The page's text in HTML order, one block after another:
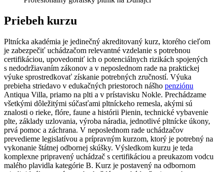
Priebeh kurzu
Pltnícka akadémia je jedinečný akreditovaný kurz, ktorého cieľom
je zabezpečiť uchádzačom relevantné vzdelanie s potrebnou
certifikáciou, upovedomiť ich o potenciálnych rizikách spojených
s nedodržiavaním zákonov a v neposlednom rade na praktickej
výuke sprostredkovať získanie potrebných zručností. Výuka
prebieha striedavo v edukačných priestoroch nášho penziónu
Antiqua Villa, priamo na plti a v prístavisku Nokle. Prechádzame
všetkými dôležitými súčasťami pltníckeho remesla, akými sú
znalosti o rieke, flóre, faune a histórii Pienin, technické vybavenie
plte, základy uzlovania, výroba náradia, jednotlivé pltnícke úkony,
prvá pomoc a záchrana. V neposlednom rade uchádzačov
prevedieme legislatívou a prípravným kurzom, ktorý je potrebný na
vykonanie štátnej odbornej skúšky. Výsledkom kurzu je teda
komplexne pripravený uchádzač s certifikáciou a preukazom vodcu
malého plavidla kategórie B. Kurz je postavený na odbornom